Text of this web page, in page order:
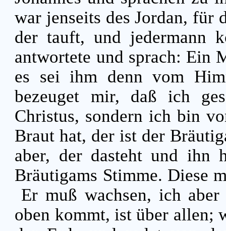
war jenseits des Jordan, für
der tauft, und jedermann
antwortete und sprach: Ein
es sei ihm denn vom
bezeuget mir, daß ich
Christus, sondern ich bin
Braut hat, der ist der
aber, der dasteht und ihn
Bräutigams Stimme. Diese
Er muß wachsen, ich
oben kommt, ist über allen;